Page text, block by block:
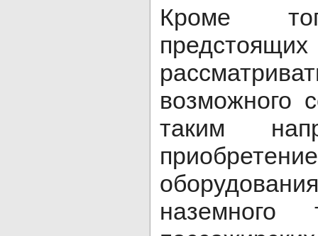
Кроме
возможного
таким
наземного